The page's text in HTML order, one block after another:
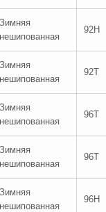
Зимняя
нешипованная
92H
Зимняя
нешипованная
92T
Зимняя
нешипованная
96T
Зимняя
нешипованная
96T
Зимняя
нешипованная
96H